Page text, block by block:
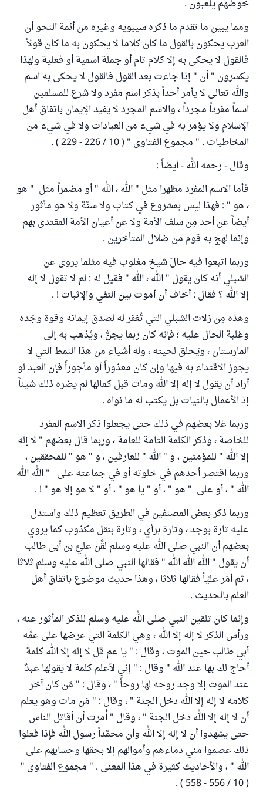
خوضهم يلعبون .
ومما يبين ما تقدم ما ذكره سيبويه وغيره من أئمة النحو أن
العرب يحكون بالقول ما كان كلاما لا يحكون به ما كان قولاً
فالقول لا يحكى به إلا كلام تام أو جملة اسمية أو فعلية ولهذا
يكسرون " أن " إذا جاءت بعد القول فالقول لا يحكى به اسم
والله تعالى لا يأمر أحداً بذكر اسم مفرد ولا شرع للمسلمين
اسماً مفرداً مجرداً ، والاسم المجرد لا يفيد الإيمان باتفاق أهل
الإسلام ولا يؤمر به في شيء من العبادات ولا في شيء من
المخاطبات . " مجموع الفتاوى " ( 10 / 226 - 229 ) .
وقال - رحمه الله - أيضاً :
فأما الاسم المفرد مظهرا مثل " الله ، الله " أو مضمراً مثل " هو
، هو " : فهذا ليس بمشروع في كتاب ولا سنَّة ولا هو مأثور
أيضاً عن أحد مِن سلف الأمة ولا عن أعيان الأمة المقتدى بهم
وإنما لهج به قوم من ضلال المتأخرين .
وربما اتبعوا فيه حالَ شيخ مغلوب فيه مثلما يروى عن
الشبلي أنه كان يقول " الله ، الله " فقيل له : لم لا تقول لا إله
إلا الله ؟ فقال : أخاف أن أموت بين النفي والإثبات ! .
وهذه مِن زلات الشبلي التي تُغفر له لصدق إيمانه وقوة وجْده
وغلبة الحال عليه ؛ فإنه كان ربما يجنُّ ، ويُذهب به إلى
المارستان ، ويَحلق لحيته ، وله أشياء من هذا النمط التي لا
يجوز الاقتداء به فيها وإن كان معذوراً أو مأجوراً فإن العبد لو
أراد أن يقول لا إله إلا الله ومات قبل كمالها لم يضره ذلك شيئاً
إذ الأعمال بالنيات بل يكتب له ما نواه .
وربما غلا بعضهم في ذلك حتى يجعلوا ذكر الاسم المفرد
للخاصة ، وذكر الكلمة التامة للعامة ، وربما قال بعضهم " لا إله
إلا الله " للمؤمنين ، و " الله " للعارفين ، و " هو " للمحققين ،
وربما اقتصر أحدهم في خلوته أو في جماعته على " الله الله
الله " ، أو على " هو " ، أو " يا هو " ، أو " لا هو إلا هو " ! .
وربما ذكر بعض المصنفين في الطريق تعظيم ذلك واستدل
عليه تارة بوجد ، وتارة برأي ، وتارة بنقل مكذوب كما يروي
بعضهم أن النبي صلى الله عليه وسلم لقَّن عليَّ بن أبى طالب
أن يقول " الله الله الله " فقالها النبي صلى الله عليه وسلم ثلاثا
، ثم أمَر عليّاً فقالها ثلاثا ، وهذا حديث موضوع باتفاق أهل
العلم بالحديث .
وإنما كان تلقين النبي صلى الله عليه وسلم للذكر المأثور عنه ،
ورأس الذكر لا إله إلا الله ، وهي الكلمة التي عرضها على عمِّه
أبي طالب حين الموت ، وقال : " يا عم قل لا إله إلا الله كلمة
أحاج لك بها عند الله " وقال : " إني لأعلم كلمة لا يقولها عبدٌ
عند الموت إلا وجد روحه لها روحاً " ، وقال : " مَن كان آخر
كلامه لا إله إلا الله دخل الجنة " ، وقال : " مَن مات وهو يعلم
أن لا إله إلا الله دخل الجنة " ، وقال " أُمرت أن أقاتل الناس
حتى يشهدوا أن لا إله إلا الله وأن محمَّداً رسول الله فإذا فعلوا
ذلك عصموا مني دماءهم وأموالهم إلا بحقها وحسابهم على
الله " ، والأحاديث كثيرة في هذا المعنى . " مجموع الفتاوى "
( 10 / 556 - 558 ) .